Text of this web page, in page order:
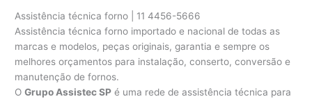
Assistência técnica forno | 11 4456-5666
Assistência técnica forno importado e nacional de todas as
marcas e modelos, peças originais, garantia e sempre os
melhores orçamentos para instalação, conserto, conversão e
manutenção de fornos.
OGrupo Assistec SP é uma rede de assistência técnica para